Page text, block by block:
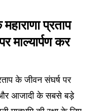
प्रताप
माल्यार्पण कर
के जीवन संघर्ष पर
और आजादी के सबसे बड़े